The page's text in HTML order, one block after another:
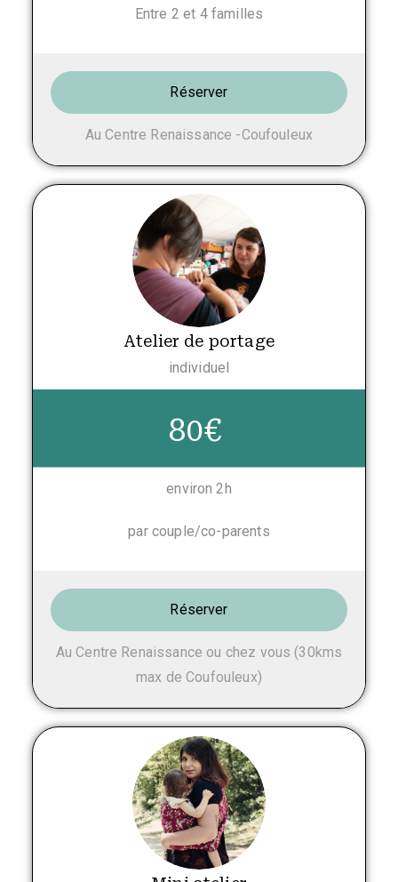
Entre 2 et 4 familles
Réserver
Au Centre Renaissance -Coufouleux
Atelier de portage
individuel
80€
environ 2h
par couple/co-parents
Réserver
Au Centre Renaissance ou chez vous (30kms
max de Coufouleux)